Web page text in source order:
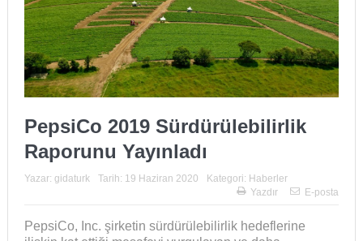
PepsiCo 2019 Sürdürülebilirlik
Raporunu Yayınladı
Yazar: gidaturk Tarih: 19 Haziran 2020 Kategori: Haberler
Yazdır
E-posta
PepsiCo, Inc. şirketin sürdürülebilirlik hedeflerine